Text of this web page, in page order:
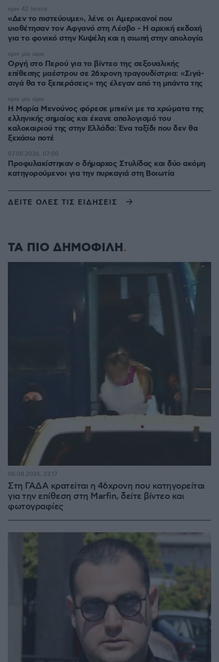
«Δεν το πιστεύουμε», λένε οι Αμερικανοί που
υιοθέτησαν τον Αφγανό στη Λέσβο - Η αρχική εκδοχή
για το φονικό στην Κυψέλη και η σιωπή στην απολογία
πριν 42 λεπτά
Οργή στο Περού για το βίντεο της σεξουαλικής
επίθεσης μαέστρου σε 26χρονη τραγουδίστρια: «Σιγά-
σιγά θα το ξεπεράσεις» της έλεγαν από τη μπάντα της
πριν μία ώρα
Η Μαρία Μενούνος φόρεσε μπικίνι με τα χρώματα της
ελληνικής σημαίας και έκανε απολογισμό του
καλοκαιριού της στην Ελλάδα: Ένα ταξίδι που δεν θα
ξεχάσω ποτέ
πριν μία ώρα
Προφυλακίστηκαν ο δήμαρχος Στυλίδας και δύο ακόμη
κατηγορούμενοι για την πυρκαγιά στη Βοιωτία
07.08.2026, 07:00
ΔΕΙΤΕ ΟΛΕΣ ΤΙΣ ΕΙΔΗΣΕΙΣ
ΤΑ ΠΙΟ ΔΗΜΟΦΙΛΗ
Στη ΓΑΔΑ κρατείται η 46χρονη που κατηγορείται
για την επίθεση στη Marfin, δείτε βίντεο και
φωτογραφίες
06.08.2026, 23:17